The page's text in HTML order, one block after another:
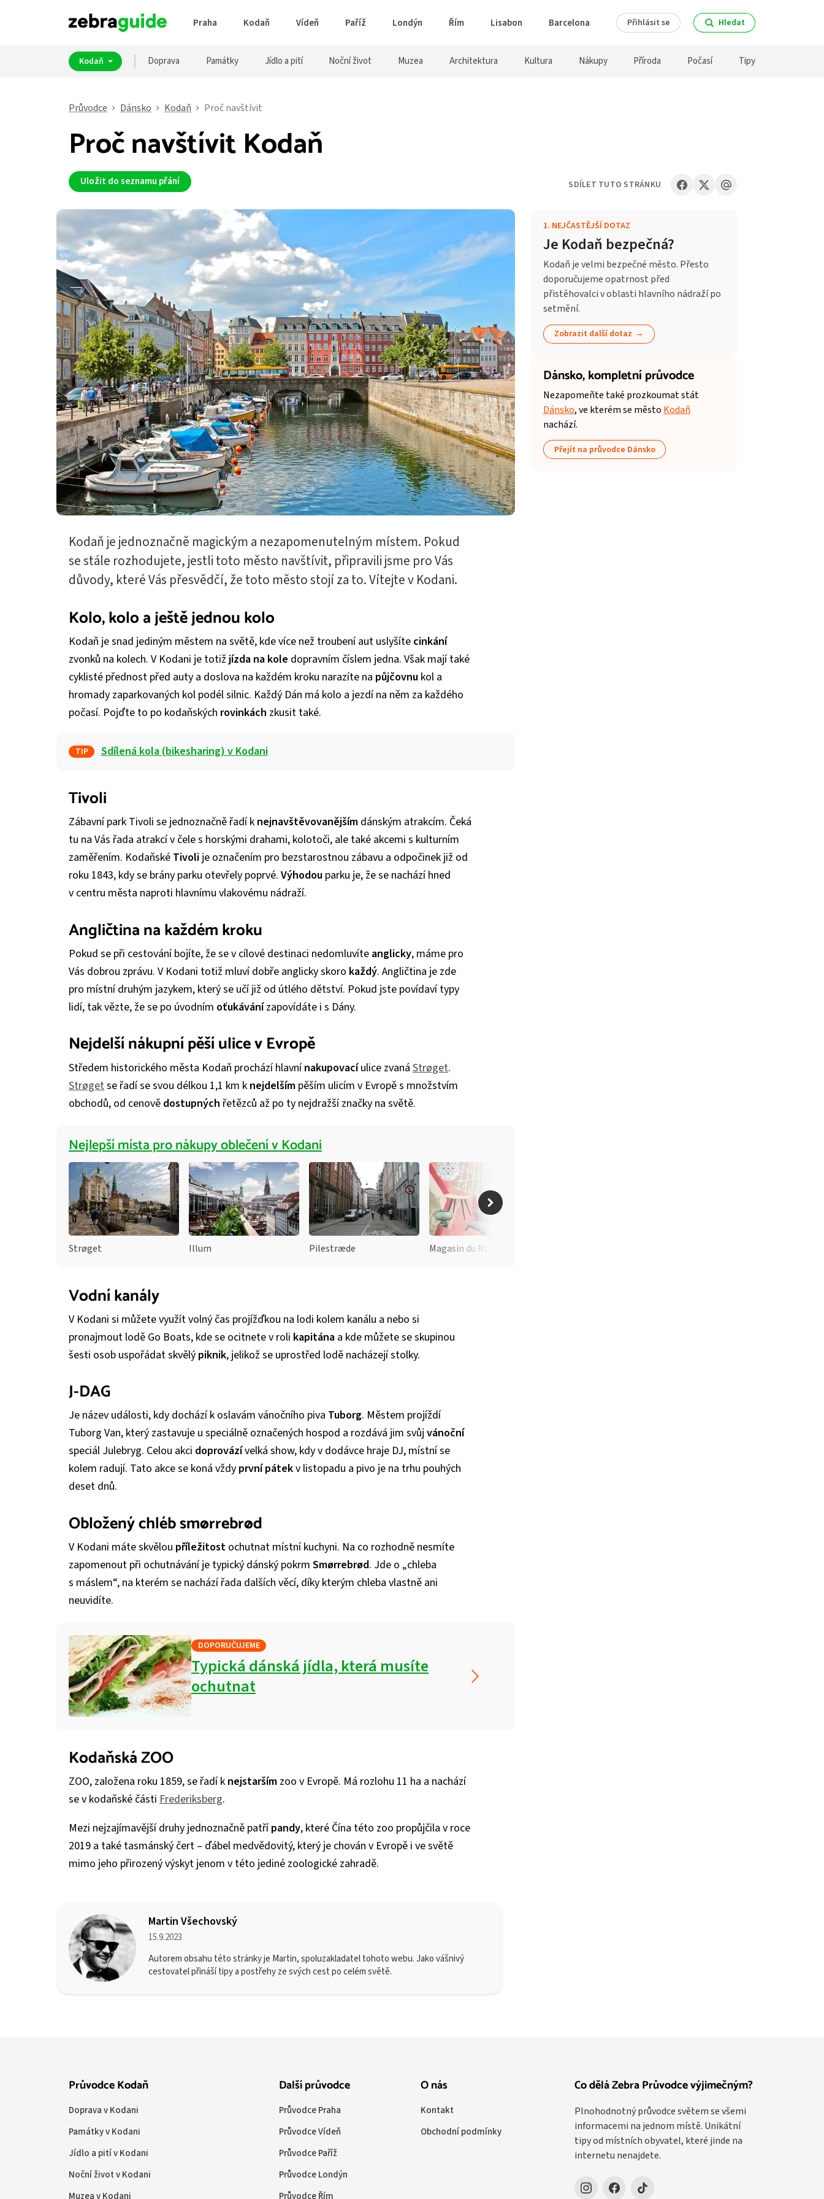
Praha Kodaň Vídeň Paříž Londýn Řím Lisabon Barcelona Přihlásit se Hledat
Kodaň Doprava Památky Jídlo a pití Noční život Muzea Architektura Kultura Nákupy Příroda Počasí Tipy
Průvodce Dánsko Kodaň Proč navštívit
Proč navštívit Kodaň
Uložit do seznamu přání
Kodaň je jednoznačně magickým a nezapomenutelným místem. Pokud
se stále rozhodujete, jestli toto město navštívit, připravili jsme pro Vás
důvody, které Vás přesvědčí, že toto město stojí za to. Vítejte v Kodani.
Kolo, kolo a ještě jednou kolo
Kodaň je snad jediným městem na světě, kde více než troubení aut uslyšíte cinkání
zvonků na kolech. V Kodani je totiž jízda na kole dopravním číslem jedna. Však mají také
cyklisté přednost před auty a doslova na každém kroku narazíte na půjčovnu kol a
hromady zaparkovaných kol podél silnic. Každý Dán má kolo a jezdí na něm za každého
počasí. Pojďte to po kodaňských rovinkách zkusit také.
TIP Sdílená kola (bikesharing) v Kodani
Tivoli
Zábavní park Tivoli se jednoznačně řadí k nejnavštěvo­vanějším dánským atrakcím. Čeká
tu na Vás řada atrakcí v čele s horskými drahami, kolotoči, ale také akcemi s kulturním
zaměřením. Kodaňské Tivoli je označením pro bezstarostnou zábavu a odpočinek již od
roku 1843, kdy se brány parku otevřely poprvé. Výhodou parku je, že se nachází hned
v centru města naproti hlavnímu vlakovému nádraží.
Angličtina na každém kroku
Pokud se při cestování bojíte, že se v cílové destinaci nedomluvíte anglicky, máme pro
Vás dobrou zprávu. V Kodani totiž mluví dobře anglicky skoro každý. Angličtina je zde
pro místní druhým jazykem, který se učí již od útlého dětství. Pokud jste povídaví typy
lidí, tak vězte, že se po úvodním oťukávánízapovídáte i s Dány.
Nejdelší nákupní pěší ulice v Evropě
Středem historického města Kodaň prochází hlavnínakupovacíulice zvaná Strøget.
Strøgetse řadí se svou délkou 1,1 km k nejdelším pěším ulicím v Evropě s množstvím
obchodů, od cenově dostupných řetězců až po ty nejdražší značky na světě.
Nejlepší místa pro nákupy oblečení v Kodani
Strøget Illum Pilestræde Magasin du Nord
Vodní kanály
V Kodani si můžete využít volný čas projížďkou na lodi kolem kanálu a nebo si
pronajmout lodě Go Boats, kde se ocitnete v roli kapitána a kde můžete se skupinou
šesti osob uspořádat skvělý piknik, jelikož se uprostřed lodě nacházejí stolky.
J-DAG
Je název události, kdy dochází k oslavám vánočního piva Tuborg. Městem projíždí
Tuborg Van, který zastavuje u speciálně označených hospod a rozdává jim svůj vánoční
speciál Julebryg. Celou akci doprovázívelká show, kdy v dodávce hraje DJ, místní se
kolem radují. Tato akce se koná vždy první pátekv listopadu a pivo je na trhu pouhých
deset dnů.
Obložený chléb smørrebrød
V Kodani máte skvělou příležitost ochutnat místní kuchyni. Na co rozhodně nesmíte
zapomenout při ochutnávání je typický dánský pokrm Smørrebrød. Jde o „chleba
s máslem“, na kterém se nachází řada dalších věcí, díky kterým chleba vlastně ani
neuvidíte.
DOPORUČUJEME
Typická dánská jídla, která musíte
ochutnat
Kodaňská ZOO
ZOO, založena roku 1859, se řadí k nejstarším zoo v Evropě. Má rozlohu 11 ha a nachází
se v kodaňské části Frederiksberg.
Mezi nejzajímavější druhy jednoznačně patřípandy, které Čína této zoo propůjčila v roce
2019 a také tasmánský čert – ďábel medvědovitý, který je chován v Evropě i ve světě
mimo jeho přirozený výskyt jenom v této jediné zoologické zahradě.
Martin Všechovský
15.9.2023
Autorem obsahu této stránky je Martin, spoluzakladatel tohoto webu. Jako vášnivý
cestovatel přináší tipy a postřehy ze svých cest po celém světě.
1. NEJČASTĚJŠÍ DOTAZ
Je Kodaň bezpečná?
Kodaň je velmi bezpečné město. Přesto
doporučujeme opatrnost před
přistěhovalci v oblasti hlavního nádraží po
setmění.
Zobrazit další dotaz
Dánsko,kompletní průvodce
Nezapomeňte také prozkoumat stát
Dánsko, ve kterém se město Kodaň
nachází.
Přejít na průvodce Dánsko
SDÍLET TUTO STRÁNKU
Co dělá Zebra Průvodce výjimečným?
Plnohodnotný průvodce světem se všemi
informacemi na jednom místě. Unikátní
tipy od místních obyvatel, které jinde na
internetu nenajdete.
Průvodce Kodaň
Doprava v Kodani
Památky v Kodani
Jídlo a pití v Kodani
Noční život v Kodani
Další průvodce
Průvodce Praha
Průvodce Vídeň
Průvodce Paříž
Průvodce Londýn
O nás
Kontakt
Obchodní podmínky